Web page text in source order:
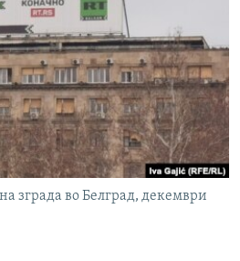
зграда во Белград, декември